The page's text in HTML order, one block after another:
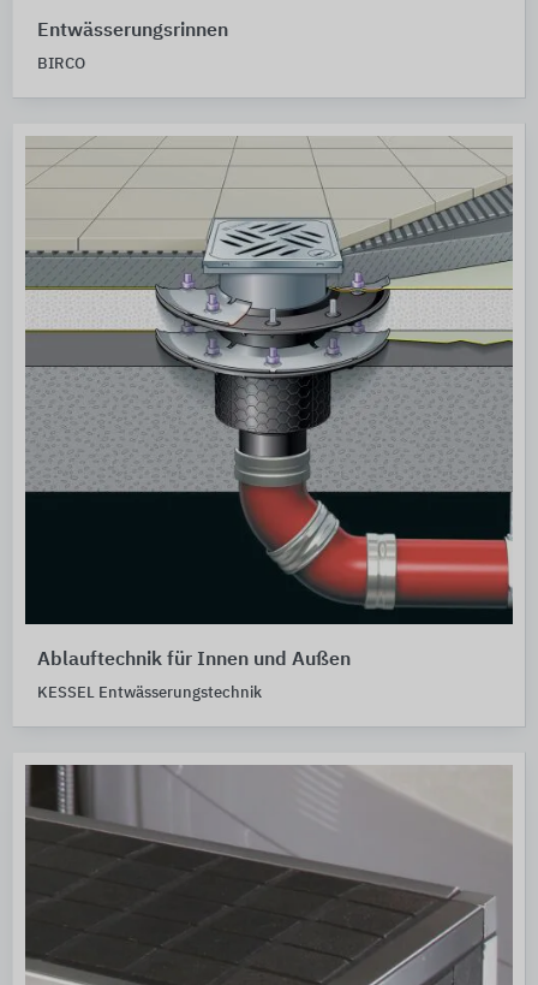
Entwässerungsrinnen
BIRCO
Ablauftechnik für Innen und Außen
KESSEL Entwässerungstechnik